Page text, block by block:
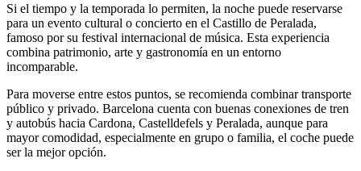
Si el tiempo y la temporada lo permiten, la noche puede reservarse
para un evento cultural o concierto en el Castillo de Peralada,
famoso por su festival internacional de música. Esta experiencia
combina patrimonio, arte y gastronomía en un entorno
incomparable.
Para moverse entre estos puntos, se recomienda combinar transporte
público y privado. Barcelona cuenta con buenas conexiones de tren
y autobús hacia Cardona, Castelldefels y Peralada, aunque para
mayor comodidad, especialmente en grupo o familia, el coche puede
ser la mejor opción.